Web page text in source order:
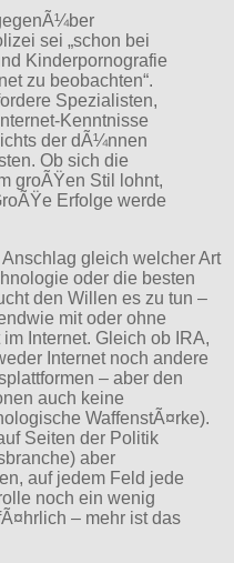
sei „schon bei
Kinderpornografie
zu beobachten“.
Spezialisten,
Kenntnisse
der dÃ¼nnen
Ob sich die
groÃŸen Stil lohnt,
Erfolge werde
gleich welcher Art
oder die besten
den Willen es zu tun –
mit oder ohne
Internet. Gleich ob IRA,
Internet noch andere
– aber den
auch keine
WaffenstÃ¤rke).
Seiten der Politik
aber
auf jedem Feld jede
noch ein wenig
– mehr ist das